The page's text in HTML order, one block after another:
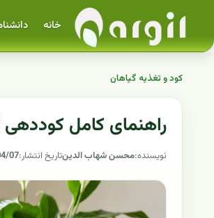
خانه
کود و تغذیه گیاهان
راهنمای کامل کوددهی
نویسنده:محسن شهاب الدینتاریخ انتشار:07